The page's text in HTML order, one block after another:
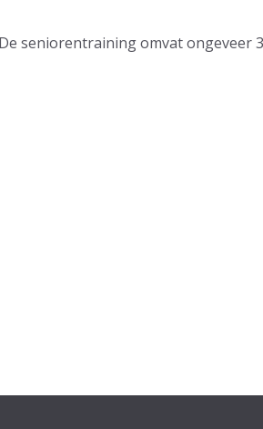
seniorentraining omvat ongeveer